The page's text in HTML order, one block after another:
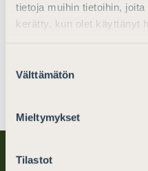
tietoja muihin tietoihin,
kerätty, kun olet käyttänyt
valinta
Välttämätön
Mieltymykset
Tilastot
Lue lisää
Edelliset1…27